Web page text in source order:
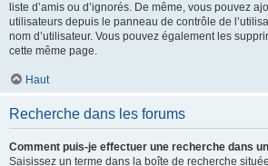
liste d’amis ou d’ignorés. De même, vous pouvez
utilisateurs depuis le panneau de contrôle de
nom d’utilisateur. Vous pouvez également les
cette même page.
Haut
Recherche dans les forums
Comment puis-je effectuer une recherche dans
Saisissez un terme dans la boîte de recherche